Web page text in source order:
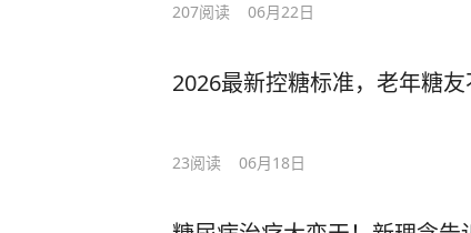
207阅读 06月22日
2026最新控糖标准，老年糖
23阅读 06月18日